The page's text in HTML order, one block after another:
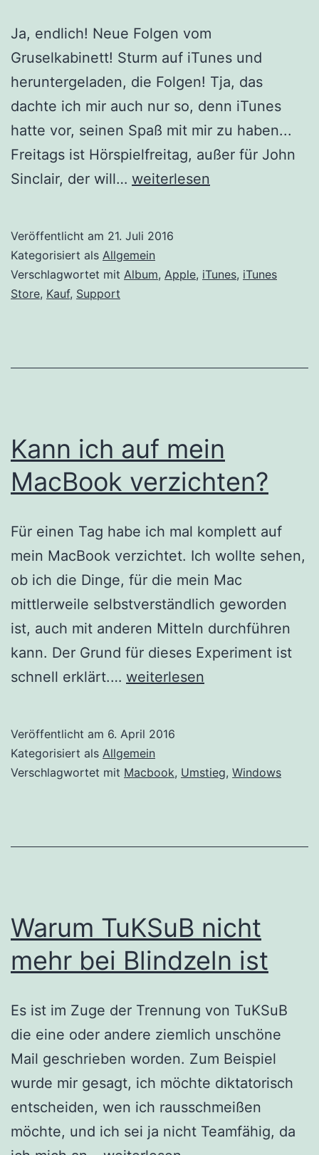
Ja, endlich! Neue Folgen vom
Gruselkabinett! Sturm auf iTunes und
heruntergeladen, die Folgen! Tja, das
dachte ich mir auch nur so, denn iTunes
hatte vor, seinen Spaß mit mir zu haben...
Freitags ist Hörspielfreitag, außer für John
Sinclair, der will… Fehlerhafter
und
hilfloser
weiterlesen
Veröffentlicht am 21. Juli 2016
Kategorisiert als Allgemein
Verschlagwortet mit Album, Apple, iTunes, iTunes
Store, Kauf, Support
Kann ich auf mein
MacBook verzichten?
Für einen Tag habe ich mal komplett auf
mein MacBook verzichtet. Ich wollte sehen,
ob ich die Dinge, für die mein Mac
mittlerweile selbstverständlich geworden
ist, auch mit anderen Mitteln durchführen
kann. Der Grund für dieses Experiment ist
schnell erklärt.… Kann
mein
MacBook
weiterlesen
Veröffentlicht am 6. April 2016
Kategorisiert als Allgemein
Verschlagwortet mit Macbook, Umstieg, Windows
Warum TuKSuB nicht
mehr bei Blindzeln ist
Es ist im Zuge der Trennung von TuKSuB
die eine oder andere ziemlich unschöne
Mail geschrieben worden. Zum Beispiel
wurde mir gesagt, ich möchte diktatorisch
entscheiden, wen ich rausschmeißen
möchte, und ich sei ja nicht Teamfähig, da